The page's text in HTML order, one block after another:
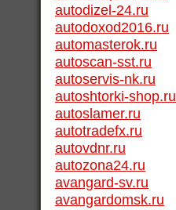
autodizel-24.ru
autodoxod2016.ru
automasterok.ru
autoscan-sst.ru
autoservis-nk.ru
autoshtorki-shop.ru
autoslamer.ru
autotradefx.ru
autovdnr.ru
autozona24.ru
avangard-sv.ru
avangardomsk.ru